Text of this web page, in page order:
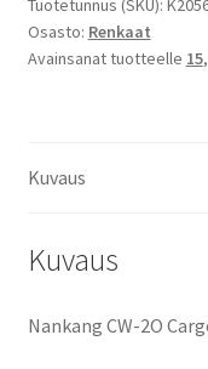
2O
Cargo
Tuotetunnus (SKU):
Osasto: Renkaat
Avainsanat tuotteelle 15,
Kuvaus
Kuvaus
Nankang CW-2O